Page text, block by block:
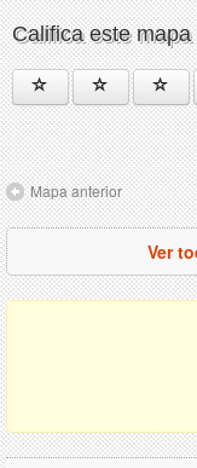
Califica este mapa
Mapa anterior
Ver